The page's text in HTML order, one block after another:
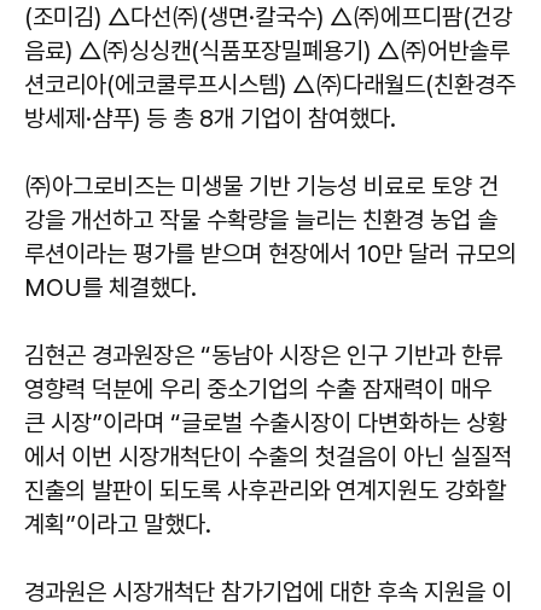
(조미김) △다선㈜(생면·칼국수) △㈜에프디팜(건강
음료) △㈜싱싱캔(식품포장밀폐용기) △㈜어반솔루
션코리아(에코쿨루프시스템) △㈜다래월드(친환경주
방세제·샴푸) 등 총 8개 기업이 참여했다.
㈜아그로비즈는 미생물 기반 기능성 비료로 토양 건
강을 개선하고 작물 수확량을 늘리는 친환경 농업 솔
루션이라는 평가를 받으며 현장에서 10만 달러 규모의
MOU를 체결했다.
김현곤 경과원장은 “동남아 시장은 인구 기반과 한류
영향력 덕분에 우리 중소기업의 수출 잠재력이 매우
큰 시장”이라며 “글로벌 수출시장이 다변화하는 상황
에서 이번 시장개척단이 수출의 첫걸음이 아닌 실질적
진출의 발판이 되도록 사후관리와 연계지원도 강화할
계획”이라고 말했다.
경과원은 시장개척단 참가기업에 대한 후속 지원을 이